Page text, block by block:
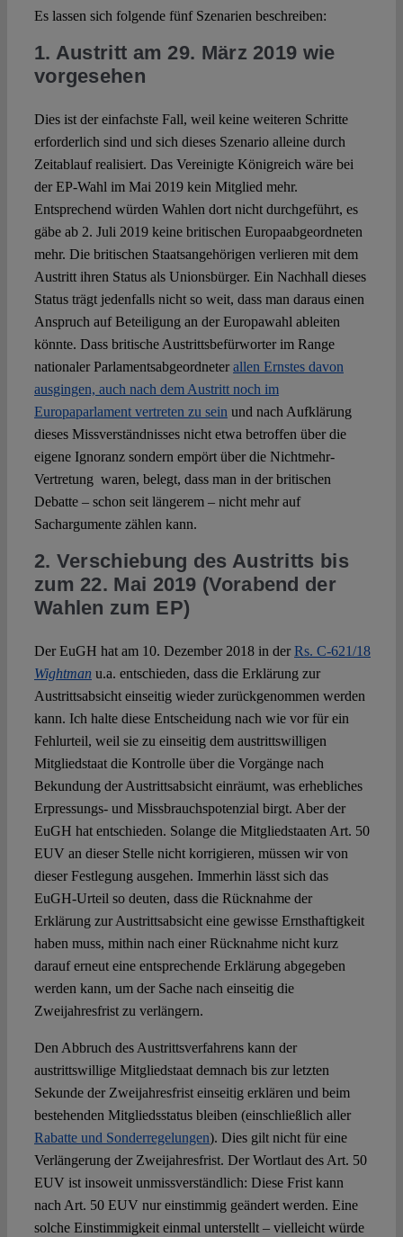
Es lassen sich folgende fünf Szenarien beschreiben:
1. Austritt am 29. März 2019 wie
vorgesehen
Dies ist der einfachste Fall, weil keine weiteren Schritte
erforderlich sind und sich dieses Szenario alleine durch
Zeitablauf realisiert. Das Vereinigte Königreich wäre bei
der EP-Wahl im Mai 2019 kein Mitglied mehr.
Entsprechend würden Wahlen dort nicht durchgeführt, es
gäbe ab 2. Juli 2019 keine britischen Europaabgeordneten
mehr. Die britischen Staatsangehörigen verlieren mit dem
Austritt ihren Status als Unionsbürger. Ein Nachhall dieses
Status trägt jedenfalls nicht so weit, dass man daraus einen
Anspruch auf Beteiligung an der Europawahl ableiten
könnte. Dass britische Austrittsbefürworter im Range
nationaler Parlamentsabgeordneterallen Ernstes davon
ausgingen, auch nach dem Austritt noch im
Europaparlament vertreten zu sein und nach Aufklärung
dieses Missverständnisses nicht etwa betroffen über die
eigene Ignoranz sondern empört über die Nichtmehr-
Vertretung waren, belegt, dass man in der britischen
Debatte – schon seit längerem – nicht mehr auf
Sachargumente zählen kann.
2. Verschiebung des Austritts bis
zum 22. Mai 2019 (Vorabend der
Wahlen zum EP)
Der EuGH hat am 10. Dezember 2018 in derRs. C‐621/18
Wightman u.a. entschieden, dass die Erklärung zur
Austrittsabsicht einseitig wieder zurückgenommen werden
kann. Ich halte diese Entscheidung nach wie vor für ein
Fehlurteil, weil sie zu einseitig dem austrittswilligen
Mitgliedstaat die Kontrolle über die Vorgänge nach
Bekundung der Austrittsabsicht einräumt, was erhebliches
Erpressungs- und Missbrauchspotenzial birgt. Aber der
EuGH hat entschieden. Solange die Mitgliedstaaten Art. 50
EUV an dieser Stelle nicht korrigieren, müssen wir von
dieser Festlegung ausgehen. Immerhin lässt sich das
EuGH-Urteil so deuten, dass die Rücknahme der
Erklärung zur Austrittsabsicht eine gewisse Ernsthaftigkeit
haben muss, mithin nach einer Rücknahme nicht kurz
darauf erneut eine entsprechende Erklärung abgegeben
werden kann, um der Sache nach einseitig die
Zweijahresfrist zu verlängern.
Den Abbruch des Austrittsverfahrens kann der
austrittswillige Mitgliedstaat demnach bis zur letzten
Sekunde der Zweijahresfrist einseitig erklären und beim
bestehenden Mitgliedsstatus bleiben (einschließlich aller
Rabatte und Sonderregelungen). Dies gilt nicht für eine
Verlängerung der Zweijahresfrist. Der Wortlaut des Art. 50
EUV ist insoweit unmissverständlich: Diese Frist kann
nach Art. 50 EUV nur einstimmig geändert werden. Eine
solche Einstimmigkeit einmal unterstellt – vielleicht würde